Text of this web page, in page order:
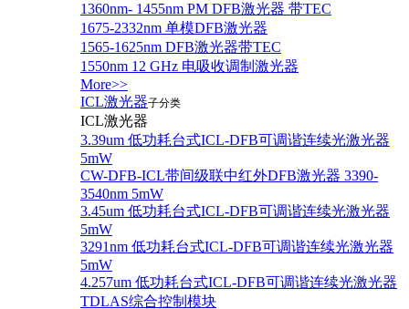
1360nm- 1455nm PM DFB激光器 带TEC
1675-2332nm 单模DFB激光器
1565-1625nm DFB激光器带TEC
1550nm 12 GHz 电吸收调制激光器
More>>
ICL激光器子分类
ICL激光器
3.39um 低功耗台式ICL-DFB可调谐连续光激光器
5mW
CW-DFB-ICL带间级联中红外DFB激光器 3390-
3540nm 5mW
3.45um 低功耗台式ICL-DFB可调谐连续光激光器
5mW
3291nm 低功耗台式ICL-DFB可调谐连续光激光器
5mW
4.257um 低功耗台式ICL-DFB可调谐连续光激光器
TDLAS综合控制模块